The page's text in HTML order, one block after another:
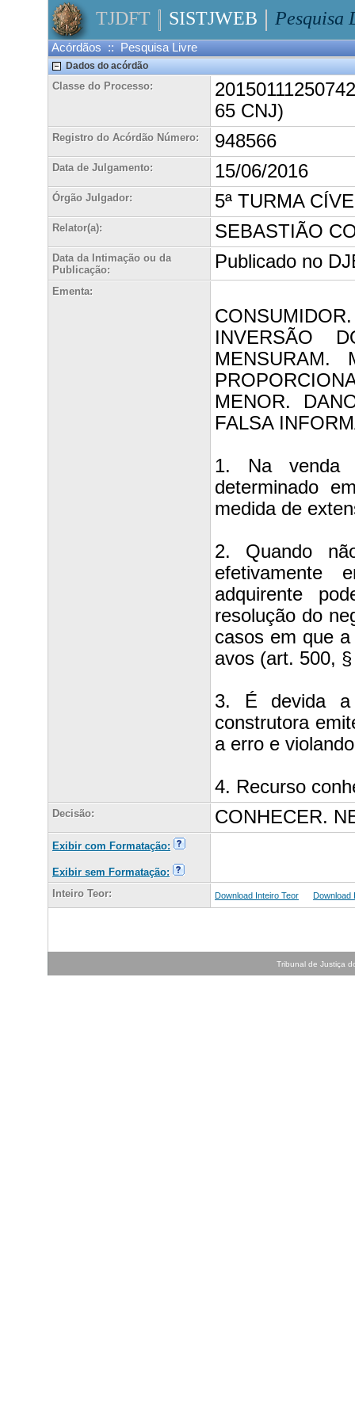
TJDFT SISTJWEB Pesquisa
Acórdãos :: Pesquisa Livre
Dados do acórdão
Classe do Processo:
65 CNJ)
Registro do Acórdão Número: 948566
Data de Julgamento: 15/06/2016
Órgão Julgador: 5ª TURMA
Relator(a): SEBASTIÃO
Data da Intimação ou da
Publicação:
Publicado no
Ementa:
INVERSÃO
MENSURAM.
MENOR.
FALSA
1. Na venda
determinado
medida de
2. Quando
efetivamente
adquirente
resolução do
casos em que
avos (art. 500,
3. É devida a
construtora
a erro e
4. Recurso
Decisão: CONHECER.
Exibir com Formatação:
Exibir sem Formatação:
Inteiro Teor:
Download Inteiro Teor Download
Tribunal de Justiça